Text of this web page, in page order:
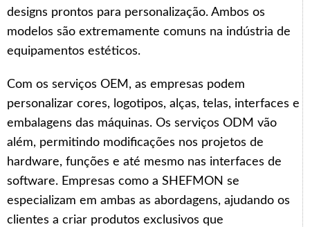
designs prontos para personalização. Ambos os
modelos são extremamente comuns na indústria de
equipamentos estéticos.
Com os serviços OEM, as empresas podem
personalizar cores, logotipos, alças, telas, interfaces e
embalagens das máquinas. Os serviços ODM vão
além, permitindo modificações nos projetos de
hardware, funções e até mesmo nas interfaces de
software. Empresas como a SHEFMON se
especializam em ambas as abordagens, ajudando os
clientes a criar produtos exclusivos que